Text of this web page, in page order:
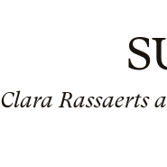
Clara Rassaerts